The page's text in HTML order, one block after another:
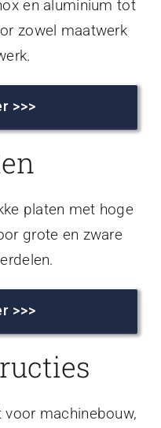
en aluminium tot
zowel maatwerk
>>>
platen met hoge
grote en zware
>>>
machinebouw,